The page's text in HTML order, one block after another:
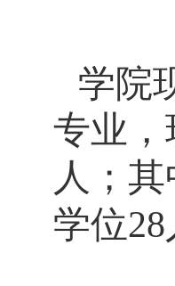
学院
专业，
人；
学位